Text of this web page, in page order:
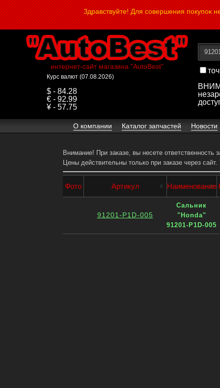
Здравствуйте! Для совершения покупок
интернет-сайт магазина "AutoBest"
Курс валют (07.08.2026)
$ - 84.28
€ - 92.99
¥ - 57.75
О компании Каталог запчастей Новости
Внимание! При заказе, вы несете ответственность
Цены действительны только при заказе через сайт.
Фото Артикул Наименование
91201-P1D-005
Сальник
"Honda"
91201-P1D-005